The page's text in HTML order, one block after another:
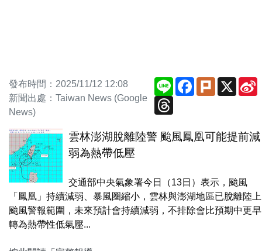
發布時間：2025/11/12 12:08
新聞出處：Taiwan News (Google
News)
Line Facebook
Plurk X
雲林澎湖脫離陸警 颱風鳳凰可能提前減
弱為熱帶低壓
交通部中央氣象署今日（13日）表示，颱風
「鳳凰」持續減弱、暴風圈縮小，雲林與澎湖地區已脫離陸上
颱風警報範圍，未來預計會持續減弱，不排除會比預期中更早
轉為熱帶性低氣壓...